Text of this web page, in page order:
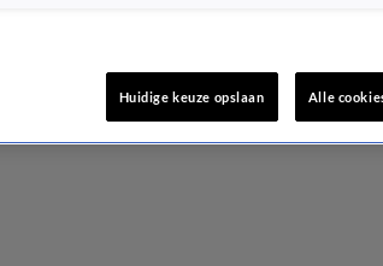
Huidige keuze opslaan Alle